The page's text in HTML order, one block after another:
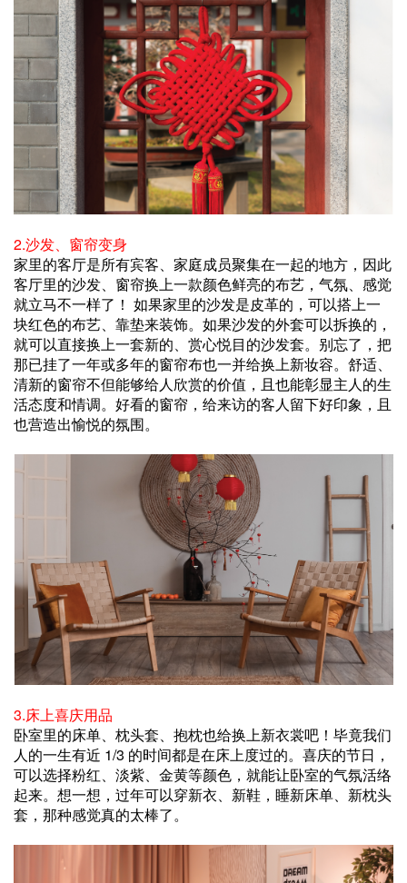
2.沙发、窗帘变身
家里的客厅是所有宾客、家庭成员聚集在一起的地方，因此
客厅里的沙发、窗帘换上一款颜色鲜亮的布艺，气氛、感觉
就立马不一样了！ 如果家里的沙发是皮革的，可以搭上一
块红色的布艺、靠垫来装饰。如果沙发的外套可以拆换的，
就可以直接换上一套新的、赏心悦目的沙发套。别忘了，把
那已挂了一年或多年的窗帘布也一并给换上新妆容。舒适、
清新的窗帘不但能够给人欣赏的价值，且也能彰显主人的生
活态度和情调。好看的窗帘，给来访的客人留下好印象，且
也营造出愉悦的氛围。
3.床上喜庆用品
卧室里的床单、枕头套、抱枕也给换上新衣裳吧！毕竟我们
人的一生有近 1/3 的时间都是在床上度过的。喜庆的节日，
可以选择粉红、淡紫、金黄等颜色，就能让卧室的气氛活络
起来。想一想，过年可以穿新衣、新鞋，睡新床单、新枕头
套，那种感觉真的太棒了。